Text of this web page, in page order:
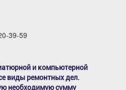
39-59
и компьютерной
виды ремонтных дел.
необходимую сумму